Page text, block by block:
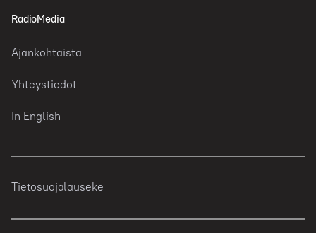
RadioMedia
Ajankohtaista
Yhteystiedot
In English
Tietosuojalauseke